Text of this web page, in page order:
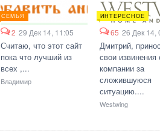
СЕМЬЯ
2 29 Дек 14, 11:05
Считаю, что этот сайт
пока что лучший из
всех ,...
Владимир
ИНТЕРЕСНОЕ
65 26 Дек 14,
Дмитрий,
свои извинения
компании за
сложившуюся
ситуацию....
Westwing